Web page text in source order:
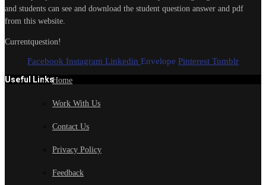
and students can see and download the student question answer and pdf
from this website.
Currentquestion!
Facebook Instagram Linkedin Envelope Pinterest Tumblr
Useful LinksHome
Work With Us
Contact Us
Privacy Policy
Feedback